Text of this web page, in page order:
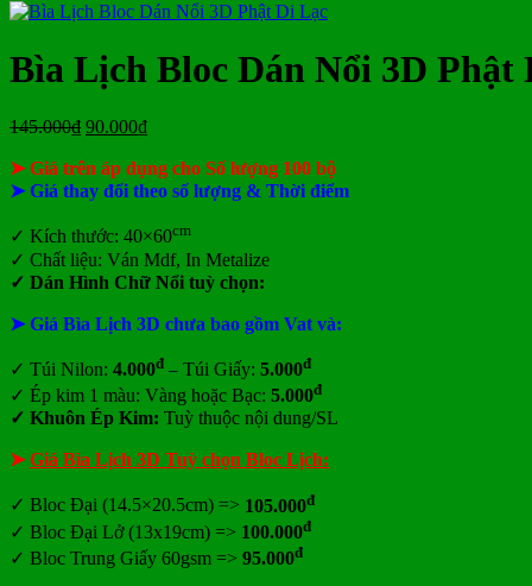
nay
tại
giá
Treo
Tường
giá
Bloc
Khổ
Mẫu
TLV
ở
lịch
Bloc
luận
Bảng
giá
Bàn
Bìa Lịch Bloc Dán Nổi 3D Phật
145.000₫ Giá
là:
145.000₫.
90.000₫Giá
tại
là:
➤ Giá trên áp dụng cho Số lượng 100 bộ
➤ Giá thay đổi theo số lượng & Thời điểm
✓ Kích thước: 40×60cm
✓ Chất liệu: Ván Mdf, In Metalize
✓ Dán Hình Chữ Nổi tuỳ chọn:
➤ Giá Bìa Lịch 3D chưa bao gồm Vat và:
✓ Túi Nilon: 4.000đ – Túi Giấy: 5.000đ
✓ Ép kim 1 màu: Vàng hoặc Bạc: 5.000đ
✓ Khuôn Ép Kim: Tuỳ thuộc nội dung/SL
➤Giá Bìa Lịch 3D Tuỳ chọn Bloc Lịch:
✓ Bloc Đại (14.5×20.5cm) => 105.000đ
✓ Bloc Đại Lở (13x19cm) => 100.000đ
✓ Bloc Trung Giấy 60gsm => 95.000đ